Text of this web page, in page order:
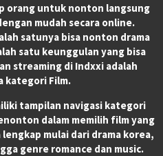
orang untuk nonton langsung
mudah secara online.
satunya bisa nonton drama
satu keunggulan yang bisa
streaming di Indxxi adalah
kategori Film.
tampilan navigasi kategori
dalam memilih film yang
mulai dari drama korea,
genre romance dan music.